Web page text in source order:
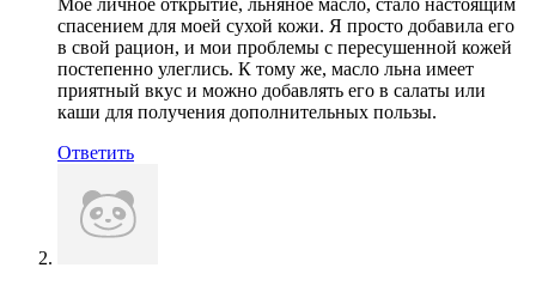
Мое личное открытие, льняное масло, стало настоящим
спасением для моей сухой кожи. Я просто добавила его
в свой рацион, и мои проблемы с пересушенной кожей
постепенно улеглись. К тому же, масло льна имеет
приятный вкус и можно добавлять его в салаты или
каши для получения дополнительных пользы.
Ответить